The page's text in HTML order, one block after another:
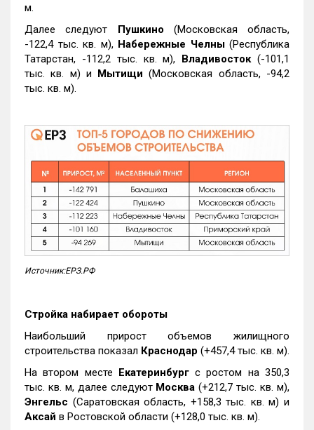
м.
Далее следуют Пушкино (Московская область,
-122,4 тыс. кв. м), Набережные Челны(Республика
Татарстан, -112,2 тыс. кв. м), Владивосток(-101,1
тыс. кв. м) и Мытищи (Московская область, -94,2
тыс. кв. м).
Источник:ЕРЗ.РФ
Стройка набирает обороты
Наибольший прирост объемов жилищного
строительства показал Краснодар (+457,4 тыс. кв. м).
На втором месте Екатеринбургс ростом на 350,3
тыс. кв. м, далее следуют Москва (+212,7 тыс. кв. м),
Энгельс (Саратовская область, +158,3 тыс. кв. м) и
Аксай в Ростовской области (+128,0 тыс. кв. м).